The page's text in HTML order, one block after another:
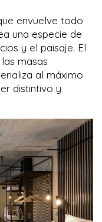
envuelve todo
una especie de
y el paisaje. El
masas
al máximo
distintivo y